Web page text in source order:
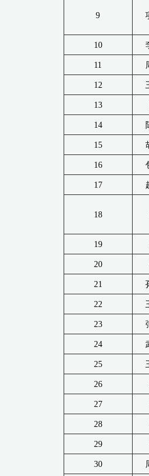
9
10
11
12
13
14
15
16
17
18
19
20
21
22
23
24
25
26
27
28
29
30